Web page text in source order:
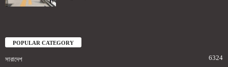
POPULAR CATEGORY
সারাদেশ 6324